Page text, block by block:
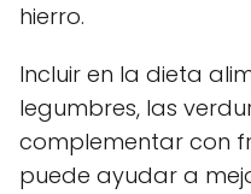
hierro.
Incluir en la dieta
legumbres, las
complementar con
puede ayudar a